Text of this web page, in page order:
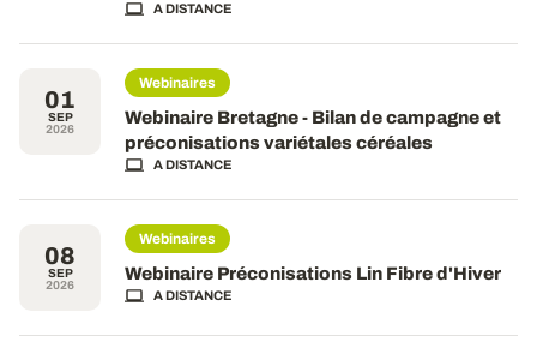
A DISTANCE
01
SEP
2026
Webinaires
Webinaire Bretagne - Bilan de campagne et
préconisations variétales céréales
A DISTANCE
08
SEP
2026
Webinaires
Webinaire Préconisations Lin Fibre d'Hiver
A DISTANCE